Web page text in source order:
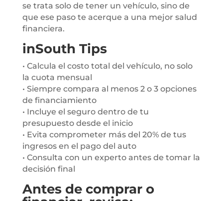
se trata solo de tener un vehículo, sino de
que ese paso te acerque a una mejor salud
financiera.
inSouth Tips
• Calcula el costo total del vehículo, no solo
la cuota mensual
• Siempre compara al menos 2 o 3 opciones
de financiamiento
• Incluye el seguro dentro de tu
presupuesto desde el inicio
• Evita comprometer más del 20% de tus
ingresos en el pago del auto
• Consulta con un experto antes de tomar la
decisión final
Antes de comprar o